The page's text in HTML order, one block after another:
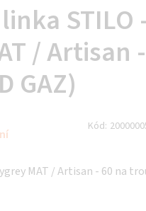
STILO
/ Artisan
GAZ)
Kód:
MAT / Artisan - 60 na